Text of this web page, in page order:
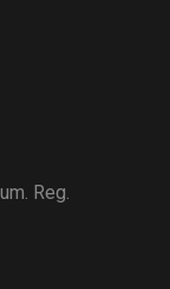
Reg.